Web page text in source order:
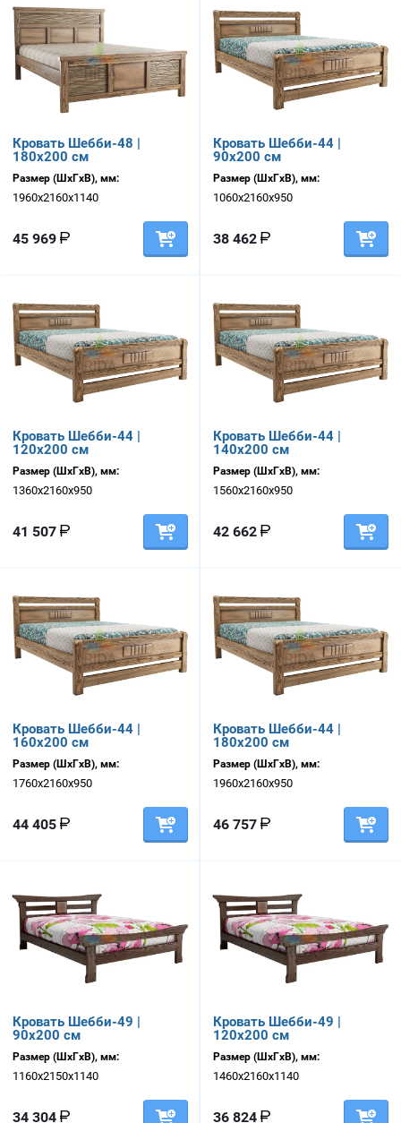
Кровать Шебби-48 |
180х200 см
Размер (ШхГхВ), мм:
1960х2160х1140
45 969
Кровать Шебби-44 |
90х200 см
Размер (ШхГхВ), мм:
1060х2160х950
38 462
Кровать Шебби-44 |
120х200 см
Размер (ШхГхВ), мм:
1360х2160х950
41 507
Кровать Шебби-44 |
140х200 см
Размер (ШхГхВ), мм:
1560х2160х950
42 662
Кровать Шебби-44 |
160х200 см
Размер (ШхГхВ), мм:
1760х2160х950
44 405
Кровать Шебби-44 |
180х200 см
Размер (ШхГхВ), мм:
1960х2160х950
46 757
Кровать Шебби-49 |
90х200 см
Размер (ШхГхВ), мм:
1160х2150х1140
34 304
Кровать Шебби-49 |
120х200 см
Размер (ШхГхВ), мм:
1460х2160х1140
36 824